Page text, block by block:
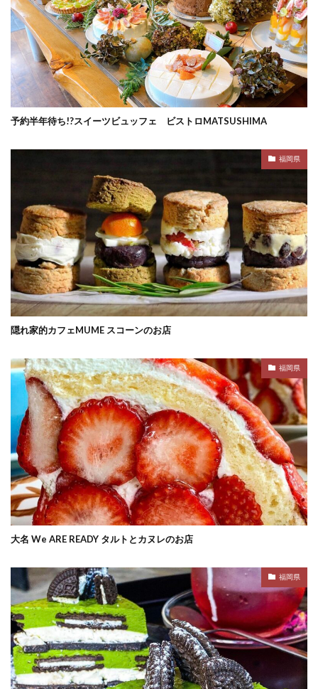
予約半年待ち!?スイーツビュッフェ ビストロMATSUSHIMA
福岡県
隠れ家的カフェMUME スコーンのお店
福岡県
大名 We ARE READY タルトとカヌレのお店
福岡県